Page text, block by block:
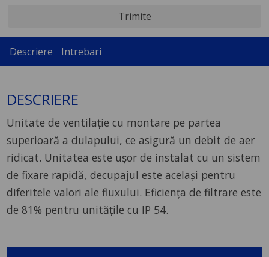
Trimite
Descriere Intrebari
DESCRIERE
Unitate de ventilaţie cu montare pe partea
superioară a dulapului, ce asigură un debit de aer
ridicat. Unitatea este uşor de instalat cu un sistem
de fixare rapidă, decupajul este acelaşi pentru
diferitele valori ale fluxului. Eficiența de filtrare este
de 81% pentru unitățile cu IP 54.